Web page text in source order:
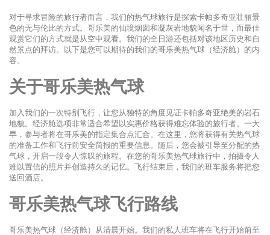
对于寻求冒险的旅行者而言，我们的热气球旅行是探索卡帕多奇亚壮丽景
色的无与伦比的方式。哥乐美的仙境烟囱和凝灰岩地貌闻名于世，而最佳
观赏它们的方式就是从空中观看。我们的全日游还包括对该地区历史和自
然景点的拜访。以下是您可以期待的我们的哥乐美热气球（经济舱）的内
容。
关于哥乐美热气球
加入我们的一次特别飞行，让您从独特的角度见证卡帕多奇亚绝美的岩石
地貌。经济舱选项非常适合希望以实惠价格获得难忘体验的旅行者。一大
早，参与者将在哥乐美的指定集合点汇合。在这里，您将获得有关热气球
的准备工作和飞行前安全简报的重要信息。随后，您会被引导至分配的热
气球，开启一段令人惊叹的旅程。在您的哥乐美热气球旅行中，拍摄令人
难以置信的照片并创造持久的记忆。飞行结束后，我们的班车服务将把您
送回酒店。
哥乐美热气球飞行路线
哥乐美热气球（经济舱）从清晨开始。我们的私人班车将在飞行开始前至